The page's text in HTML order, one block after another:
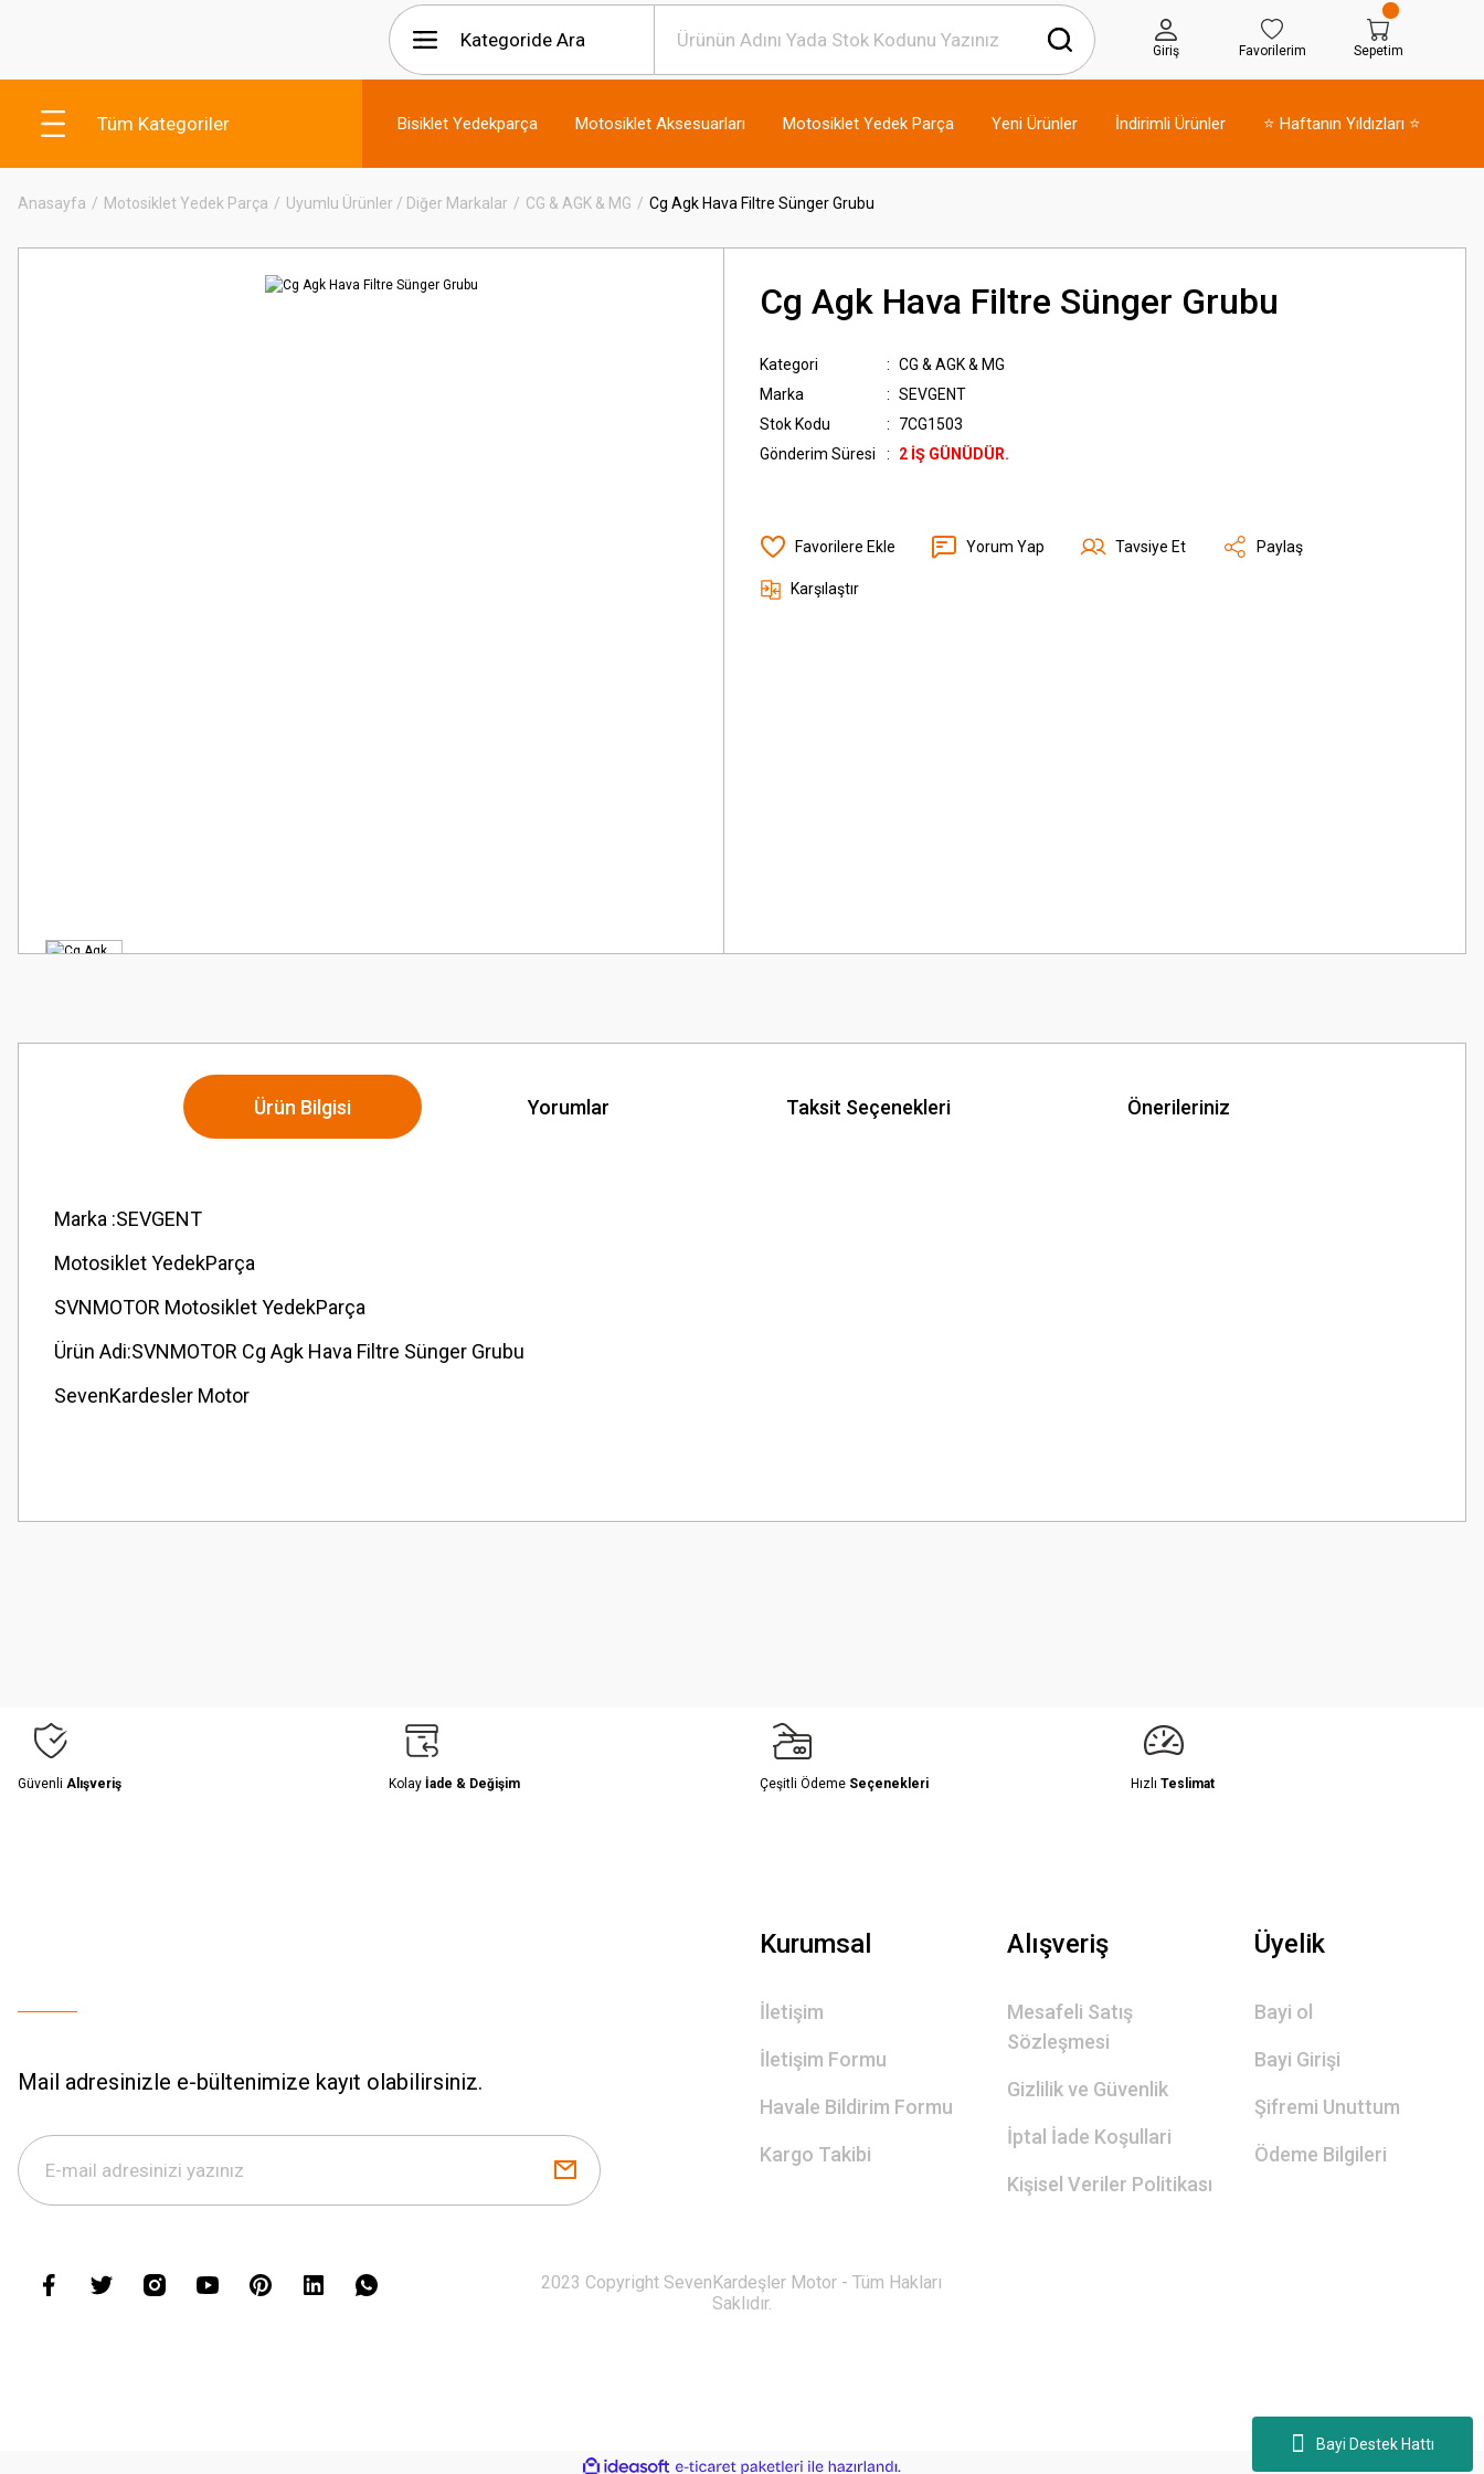
Bayi Destek Hattı
Giriş Favorilerim Sepetim
Tüm Kategoriler Bisiklet Yedekparça Motosiklet Aksesuarları Motosiklet Yedek Parça Yeni Ürünler İndirimli Ürünler ⭐ Haftanın Yıldızları ⭐
Anasayfa Motosiklet Yedek Parça Uyumlu Ürünler / Diğer Markalar CG & AGK & MG Cg Agk Hava Filtre Sünger Grubu
Cg Agk Hava Filtre Sünger Grubu
Kategori
CG & AGK & MG
Marka
SEVGENT
Stok Kodu
7CG1503
Gönderim Süresi
2 İŞ GÜNÜDÜR.
Yorum Yap Tavsiye Et Paylaş
Karşılaştır
Ürün Bilgisi Yorumlar Taksit Seçenekleri Önerileriniz
Marka :SEVGENT
Motosiklet YedekParça
SVNMOTOR Motosiklet YedekParça
Ürün Adi:SVNMOTOR Cg Agk Hava Filtre Sünger Grubu
SevenKardesler Motor
Görüş ve önerileriniz için teşekkür ederiz.
Güvenli Alışveriş Kolay İade & Değişim Çeşitli Ödeme Seçenekleri Hızlı Teslimat
Mail adresinizle e-bültenimize kayıt olabilirsiniz.
Kurumsal
İletişim
İletişim Formu
Havale Bildirim Formu
Kargo Takibi
Alışveriş
Mesafeli Satış
Sözleşmesi
Gizlilik ve Güvenlik
İptal İade Koşullari
Kişisel Veriler Politikası
Üyelik
Bayi ol
Bayi Girişi
Şifremi Unuttum
Ödeme Bilgileri
2023 Copyright SevenKardeşler Motor - Tüm Hakları
Saklıdır.
ideasoft e-